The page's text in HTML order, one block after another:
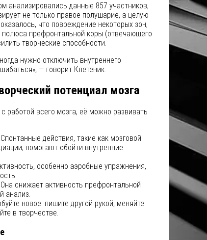
анализировались данные 857 участников,
не только правое полушарие, а целую
что повреждение некоторых зон,
полюса префронтальной коры (отвечающего
творческие способности.
нужно отключить внутреннего
— говорит Клетеник.
потенциал мозга
работой всего мозга, её можно развивать
действия, такие как мозговой
помогают обойти внутренние
особенно аэробные упражнения,
снижает активность префронтальной
анализ.
новое: пишите другой рукой, меняйте
в творчестве.